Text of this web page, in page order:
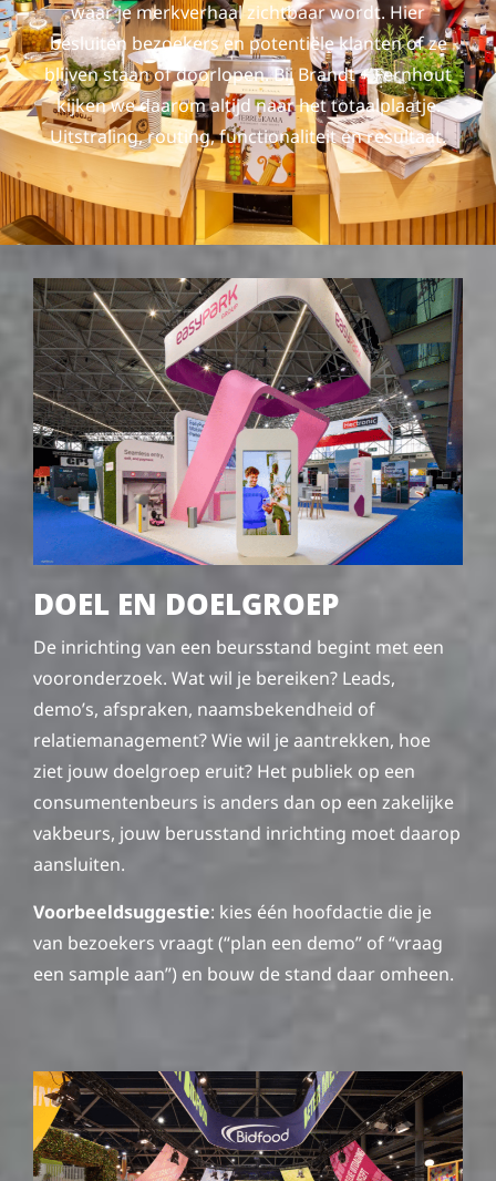
waar je merkverhaal zichtbaar wordt. Hier
besluiten bezoekers en potentiële klanten of ze
blijven staan of doorlopen. Bij Brandt + Fernhout
kijken we daarom altijd naar het totaalplaatje.
Uitstraling, routing, functionaliteit én resultaat.
DOEL EN DOELGROEP
De inrichting van een beursstand begint met een
vooronderzoek. Wat wil je bereiken? Leads,
demo’s, afspraken, naamsbekendheid of
relatiemanagement? Wie wil je aantrekken, hoe
ziet jouw doelgroep eruit? Het publiek op een
consumentenbeurs is anders dan op een zakelijke
vakbeurs, jouw berusstand inrichting moet daarop
aansluiten.
Voorbeeldsuggestie: kies één hoofdactie die je
van bezoekers vraagt (“plan een demo” of “vraag
een sample aan”) en bouw de stand daar omheen.